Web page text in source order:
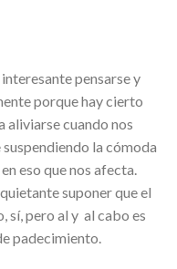
pensarse y
porque hay cierto
aliviarse cuando nos
la cómoda
eso que nos afecta.
suponer que el
sí, pero al y al cabo es
padecimiento.